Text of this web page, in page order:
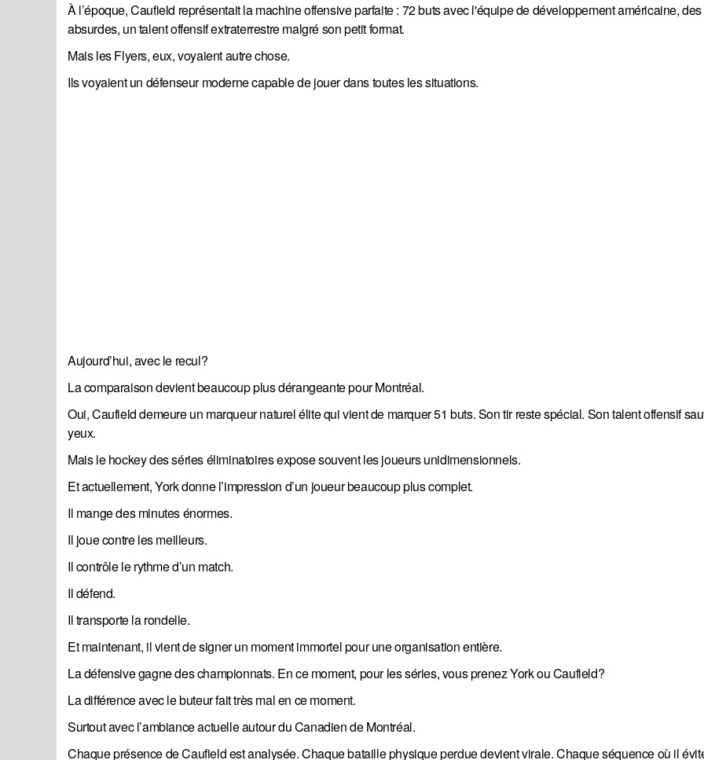
À l’époque, Caufield représentait la machine offensive parfaite : 72 buts avec l'équipe de développement américaine,
absurdes, un talent offensif extraterrestre malgré son petit format.
Mais les Flyers, eux, voyaient autre chose.
Ils voyaient un défenseur moderne capable de jouer dans toutes les situations.
Aujourd’hui, avec le recul?
La comparaison devient beaucoup plus dérangeante pour Montréal.
Oui, Caufield demeure un marqueur naturel élite qui vient de marquer 51 buts. Son tir reste spécial. Son talent offensif
yeux.
Mais le hockey des séries éliminatoires expose souvent les joueurs unidimensionnels.
Et actuellement, York donne l’impression d’un joueur beaucoup plus complet.
Il mange des minutes énormes.
Il joue contre les meilleurs.
Il contrôle le rythme d’un match.
Il défend.
Il transporte la rondelle.
Et maintenant, il vient de signer un moment immortel pour une organisation entière.
La défensive gagne des championnats. En ce moment, pour les séries, vous prenez York ou Caufield?
La différence avec le buteur fait très mal en ce moment.
Surtout avec l’ambiance actuelle autour du Canadien de Montréal.
Chaque présence de Caufield est analysée. Chaque bataille physique perdue devient virale. Chaque séquence où il